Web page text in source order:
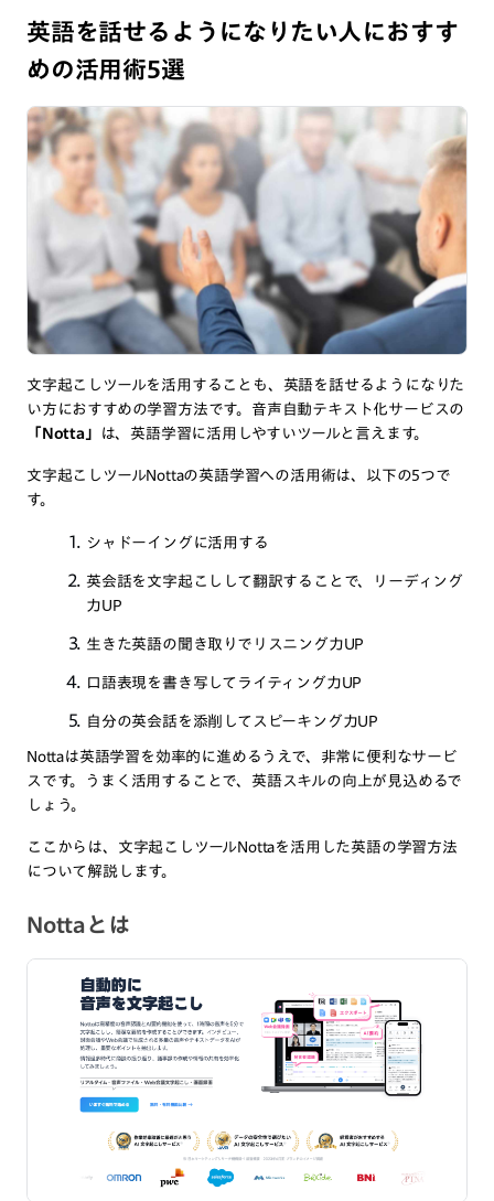
英語を話せるようになりたい人におすす
めの活用術5選
文字起こしツールを活用することも、英語を話せるようになりた
い方におすすめの学習方法です。音声自動テキスト化サービスの
「Notta」
は、英語学習に活用しやすいツールと言えます。
文字起こしツールNottaの英語学習への活用術は、以下の5つで
す。
シャドーイングに活用する
英会話を文字起こしして翻訳することで、リーディング
力UP
生きた英語の聞き取りでリスニング力UP
口語表現を書き写してライティング力UP
自分の英会話を添削してスピーキング力UP
Nottaは英語学習を効率的に進めるうえで、非常に便利なサービ
スです。うまく活用することで、英語スキルの向上が見込めるで
しょう。
ここからは、文字起こしツールNottaを活用した英語の学習方法
について解説します。
Nottaとは